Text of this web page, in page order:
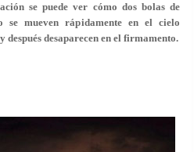
se puede ver cómo dos bolas de
se mueven rápidamente en el cielo
desaparecen en el firmamento.